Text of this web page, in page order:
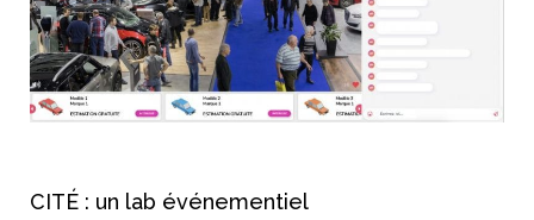
CITÉ : un lab événementiel